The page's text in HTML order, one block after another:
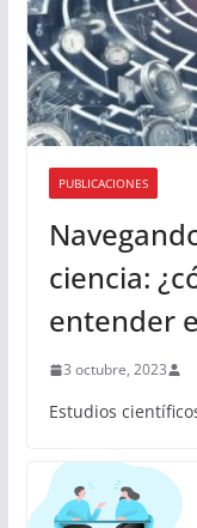
PUBLICACIONES
ciencia:
entender
3 octubre, 2023
Estudios